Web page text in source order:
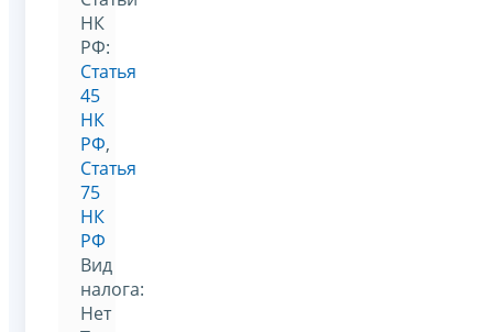
НК
РФ:
Статья
45
НК
РФ,
Статья
75
НК
РФ
Вид
налога:
Нет